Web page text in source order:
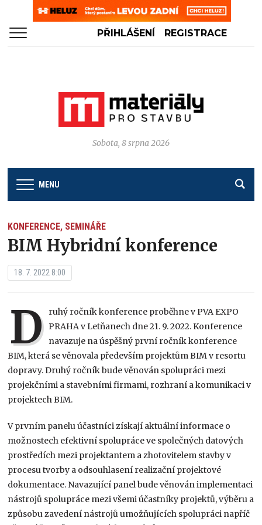
PŘIHLÁŠENÍ REGISTRACE
Sobota, 8 srpna 2026
MENU
KONFERENCE, SEMINÁŘE
BIM Hybridní konference
18. 7. 2022 8:00
D ruhý ročník konference proběhne v PVA EXPO
PRAHA v Letňanech dne 21. 9. 2022. Konference
navazuje na úspěšný první ročník konference
BIM, která se věnovala především projektům BIM v resortu
dopravy. Druhý ročník bude věnován spolupráci mezi
projekčními a stavebními firmami, rozhraní a komunikaci v
projektech BIM.
V prvním panelu účastníci získají aktuální informace o
možnostech efektivní spolupráce ve společných datových
prostředích mezi projektantem a zhotovitelem stavby v
procesu tvorby a odsouhlasení realizační projektové
dokumentace. Navazující panel bude věnován implementaci
nástrojů spolupráce mezi všemi účastníky projektů, výběru a
způsobu zavedení nástrojů umožňujících spolupráci napříč